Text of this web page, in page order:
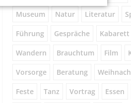
Museum Natur Literatur
Führung Gespräche Kabarett
Wandern Brauchtum Film
Vorsorge Beratung
Feste Tanz Vortrag Essen